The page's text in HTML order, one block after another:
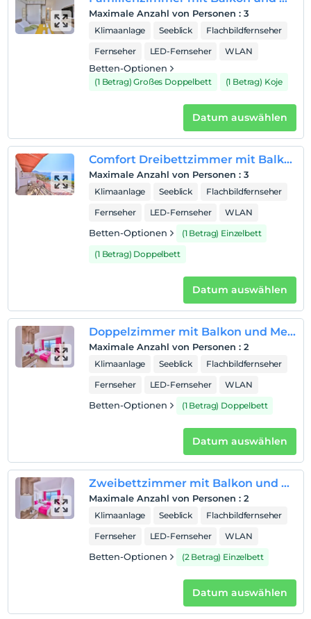
Rauchen im Zimmer verboten
Kind(er)
Kinder unter dem Alter von 12 können nicht
untergebracht werden
Maximale Anzahl von Personen : 3
Klimaanlage Seeblick
Flachbildfernseher
Fernseher
LED-Fernseher WLAN
Betten-Optionen
(1 Betrag) Großes Doppelbett (1 Betrag) Koje
Datum auswählen
Comfort Dreibettzimmer mit Balkon und Meerblick
Maximale Anzahl von Personen : 3
Klimaanlage Seeblick
Flachbildfernseher
Fernseher
LED-Fernseher WLAN
Betten-Optionen
(1 Betrag) Einzelbett
(1 Betrag) Doppelbett
Datum auswählen
Doppelzimmer mit Balkon und Meerblick
Maximale Anzahl von Personen : 2
Klimaanlage Seeblick
Flachbildfernseher
Fernseher
LED-Fernseher WLAN
Betten-Optionen (1 Betrag) Doppelbett
Datum auswählen
Zweibettzimmer mit Balkon und Meerblick
Maximale Anzahl von Personen : 2
Klimaanlage Seeblick
Flachbildfernseher
Fernseher
LED-Fernseher WLAN
Betten-Optionen (2 Betrag) Einzelbett
Datum auswählen